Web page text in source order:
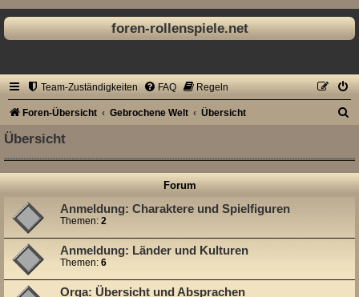
foren-rollenspiele.net
Team-Zuständigkeiten FAQ Regeln
Foren-Übersicht Gebrochene Welt Übersicht
h
Übersicht
Forum
Anmeldung: Charaktere und Spielfiguren
Themen: 2
Anmeldung: Länder und Kulturen
Themen: 6
Orga: Übersicht und Absprachen